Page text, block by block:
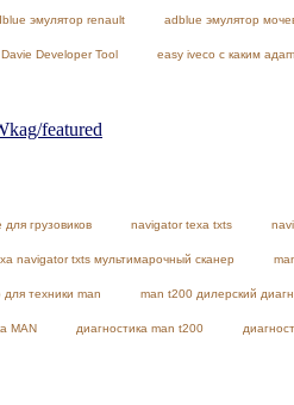
эмулятор renault adblue эмулятор
Davie Developer Tool easy iveco с каким
featured
грузовиков navigator texa txts
navigator txts мультимарочный сканер
техники man man t200 дилерский
MAN диагностика man t200